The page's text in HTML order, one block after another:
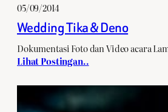
05/09/2014
Wedding Tika & Deno
Dokumentasi Foto dan Video acara
Lihat Postingan..